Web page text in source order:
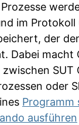
im Protokoll
der
Dabei macht
SUT
oder
Programm
ausführen